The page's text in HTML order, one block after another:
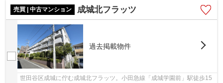
売買 | 中古マンション
成城北フラッツ
過去掲載物件
世田谷区成城に佇む成城北フラッツ。小田急線「成城学園前」駅徒歩15